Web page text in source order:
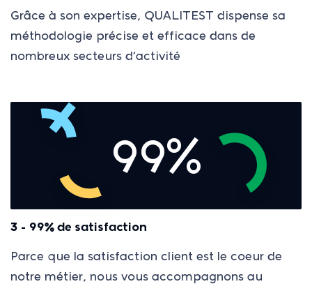
Grâce à son expertise, QUALITEST dispense sa
méthodologie précise et efficace dans de
nombreux secteurs d’activité
99%
3 - 99% de satisfaction
Parce que la satisfaction client est le coeur de
notre métier, nous vous accompagnons au